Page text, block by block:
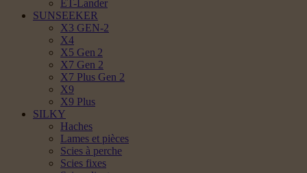
ET-Lander
SUNSEEKER
X3 GEN-2
X4
X5 Gen 2
X7 Gen 2
X7 Plus Gen 2
X9
X9 Plus
SILKY
Haches
Lames et pièces
Scies à perche
Scies fixes